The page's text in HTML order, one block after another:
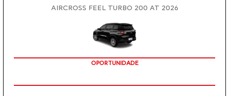
AIRCROSS FEEL TURBO 200 AT 2026
OPORTUNIDADE